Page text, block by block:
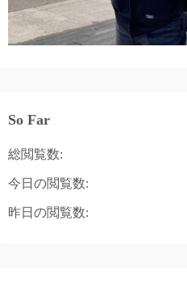
So Far
総閲覧数:
今日の閲覧数:
昨日の閲覧数: